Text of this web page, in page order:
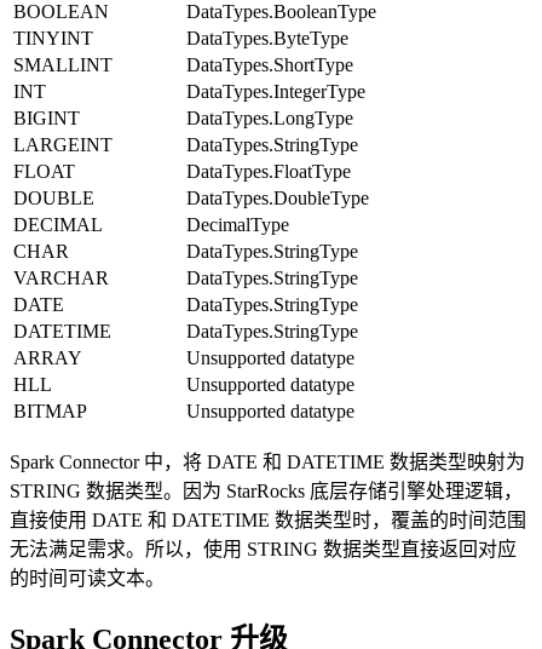
BOOLEAN
DataTypes.BooleanType
TINYINT
DataTypes.ByteType
SMALLINT
DataTypes.ShortType
INT
DataTypes.IntegerType
BIGINT
DataTypes.LongType
LARGEINT
DataTypes.StringType
FLOAT
DataTypes.FloatType
DOUBLE
DataTypes.DoubleType
DECIMAL
DecimalType
CHAR
DataTypes.StringType
VARCHAR
DataTypes.StringType
DATE
DataTypes.StringType
DATETIME
DataTypes.StringType
ARRAY
Unsupported datatype
HLL
Unsupported datatype
BITMAP
Unsupported datatype
Spark Connector 中，将 DATE 和 DATETIME 数据类型映射为
STRING 数据类型。因为 StarRocks 底层存储引擎处理逻辑，
直接使用 DATE 和 DATETIME 数据类型时，覆盖的时间范围
无法满足需求。所以，使用 STRING 数据类型直接返回对应
的时间可读文本。
Spark Connector 升级